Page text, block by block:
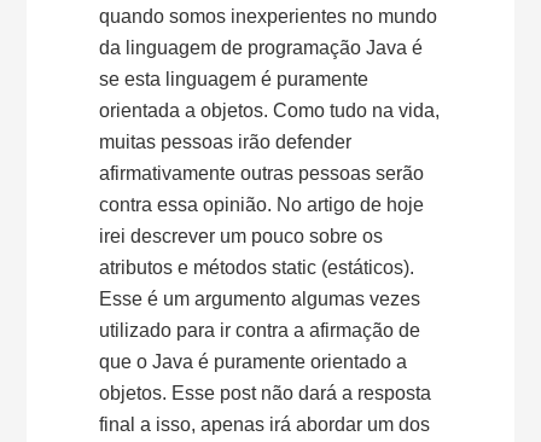
quando somos inexperientes no mundo
da linguagem de programação Java é
se esta linguagem é puramente
orientada a objetos. Como tudo na vida,
muitas pessoas irão defender
afirmativamente outras pessoas serão
contra essa opinião. No artigo de hoje
irei descrever um pouco sobre os
atributos e métodos static (estáticos).
Esse é um argumento algumas vezes
utilizado para ir contra a afirmação de
que o Java é puramente orientado a
objetos. Esse post não dará a resposta
final a isso, apenas irá abordar um dos